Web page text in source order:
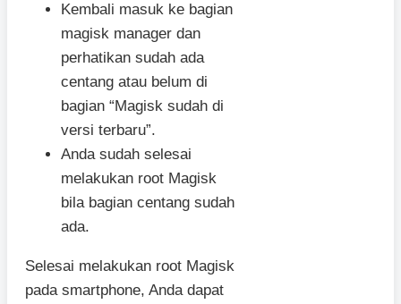
Kembali masuk ke bagian
magisk manager dan
perhatikan sudah ada
centang atau belum di
bagian “Magisk sudah di
versi terbaru”.
Anda sudah selesai
melakukan root Magisk
bila bagian centang sudah
ada.
Selesai melakukan root Magisk
pada smartphone, Anda dapat